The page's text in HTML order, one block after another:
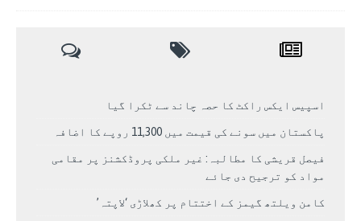
اسپیس ایکس راکٹ کا حصہ چاند سے ٹکرا گیا
پاکستان میں سونے کی قیمت میں 11,300 روپے کا اضافہ
فیصل قریشی کا مطالبہ: غیر ملکی پروڈکشنز پر مقامی
مواد کو ترجیح دی جائے
کامن ویلتھ گیمز کے اختتام پر کھلاڑی ‘لاپتہ’